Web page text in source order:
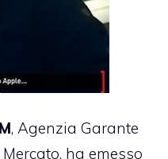
, Agenzia Garante
ha emesso